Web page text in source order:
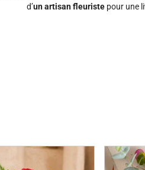
d’un artisan fleuriste pour une